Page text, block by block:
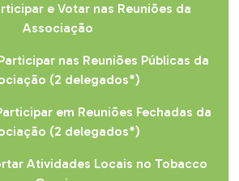
e Votar nas Reuniões da
Associação
nas Reuniões Públicas da
(2 delegados*)
em Reuniões Fechadas da
(2 delegados*)
Atividades Locais no Tobacco